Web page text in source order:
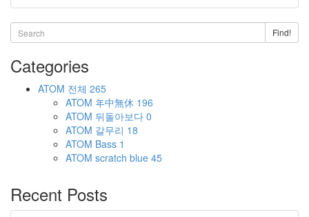
Find!
Categories
ATOM 전체 265
ATOM 年中無休 196
ATOM 뒤돌아보다 0
ATOM 갈무리 18
ATOM Bass 1
ATOM scratch blue 45
Recent Posts